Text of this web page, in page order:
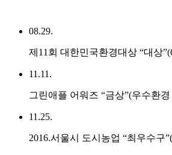
08.29.
제11회 대한민국환경대상 “대상
11.11.
그린애플 어워즈 “금상”(우수환
11.25.
2016.서울시 도시농업 “최우수구